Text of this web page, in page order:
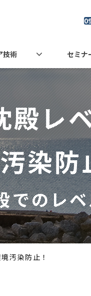
技術 セミナ
殿レ
染防
でのレ
汚染防止！